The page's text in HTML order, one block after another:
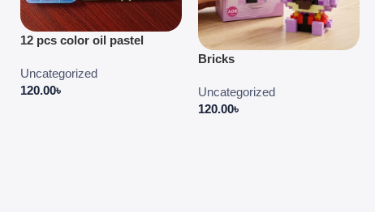
12 pcs color oil pastel
Uncategorized
120.00৳
Bricks
Uncategorized
120.00৳